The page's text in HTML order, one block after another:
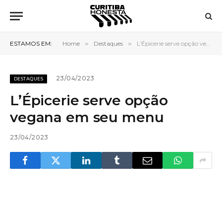
ESTAMOS EM: Home » Destaques » L’Épicerie serve opção vegana em seu menu
DESTAQUES 23/04/2023
L’Épicerie serve opção
vegana em seu menu
23/04/2023